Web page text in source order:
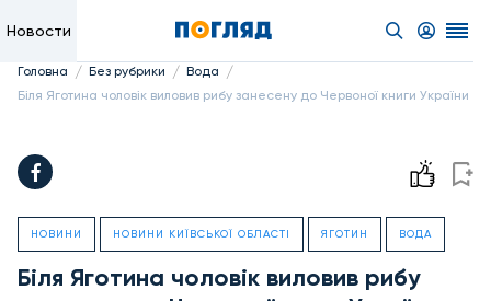
Новости
Головна / Без рубрики / Вода /
Біля Яготина чоловік виловив рибу занесену до Червоної книги України
НОВИНИ НОВИНИ КИЇВСЬКОЇ ОБЛАСТІ ЯГОТИН ВОДА
Біля Яготина чоловік виловив рибу